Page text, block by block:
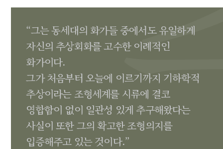
“그는 동세대의 화가들 중에서도 유일하게
자신의 추상회화를 고수한 이례적인
화가이다.
그가 처음부터 오늘에 이르기까지 기하학적
추상이라는 조형세계를 시류에 결코
영합함이 없이 일관성 있게 추구해왔다는
사실이 또한 그의 확고한 조형의지를
입증해주고 있는 것이다.”